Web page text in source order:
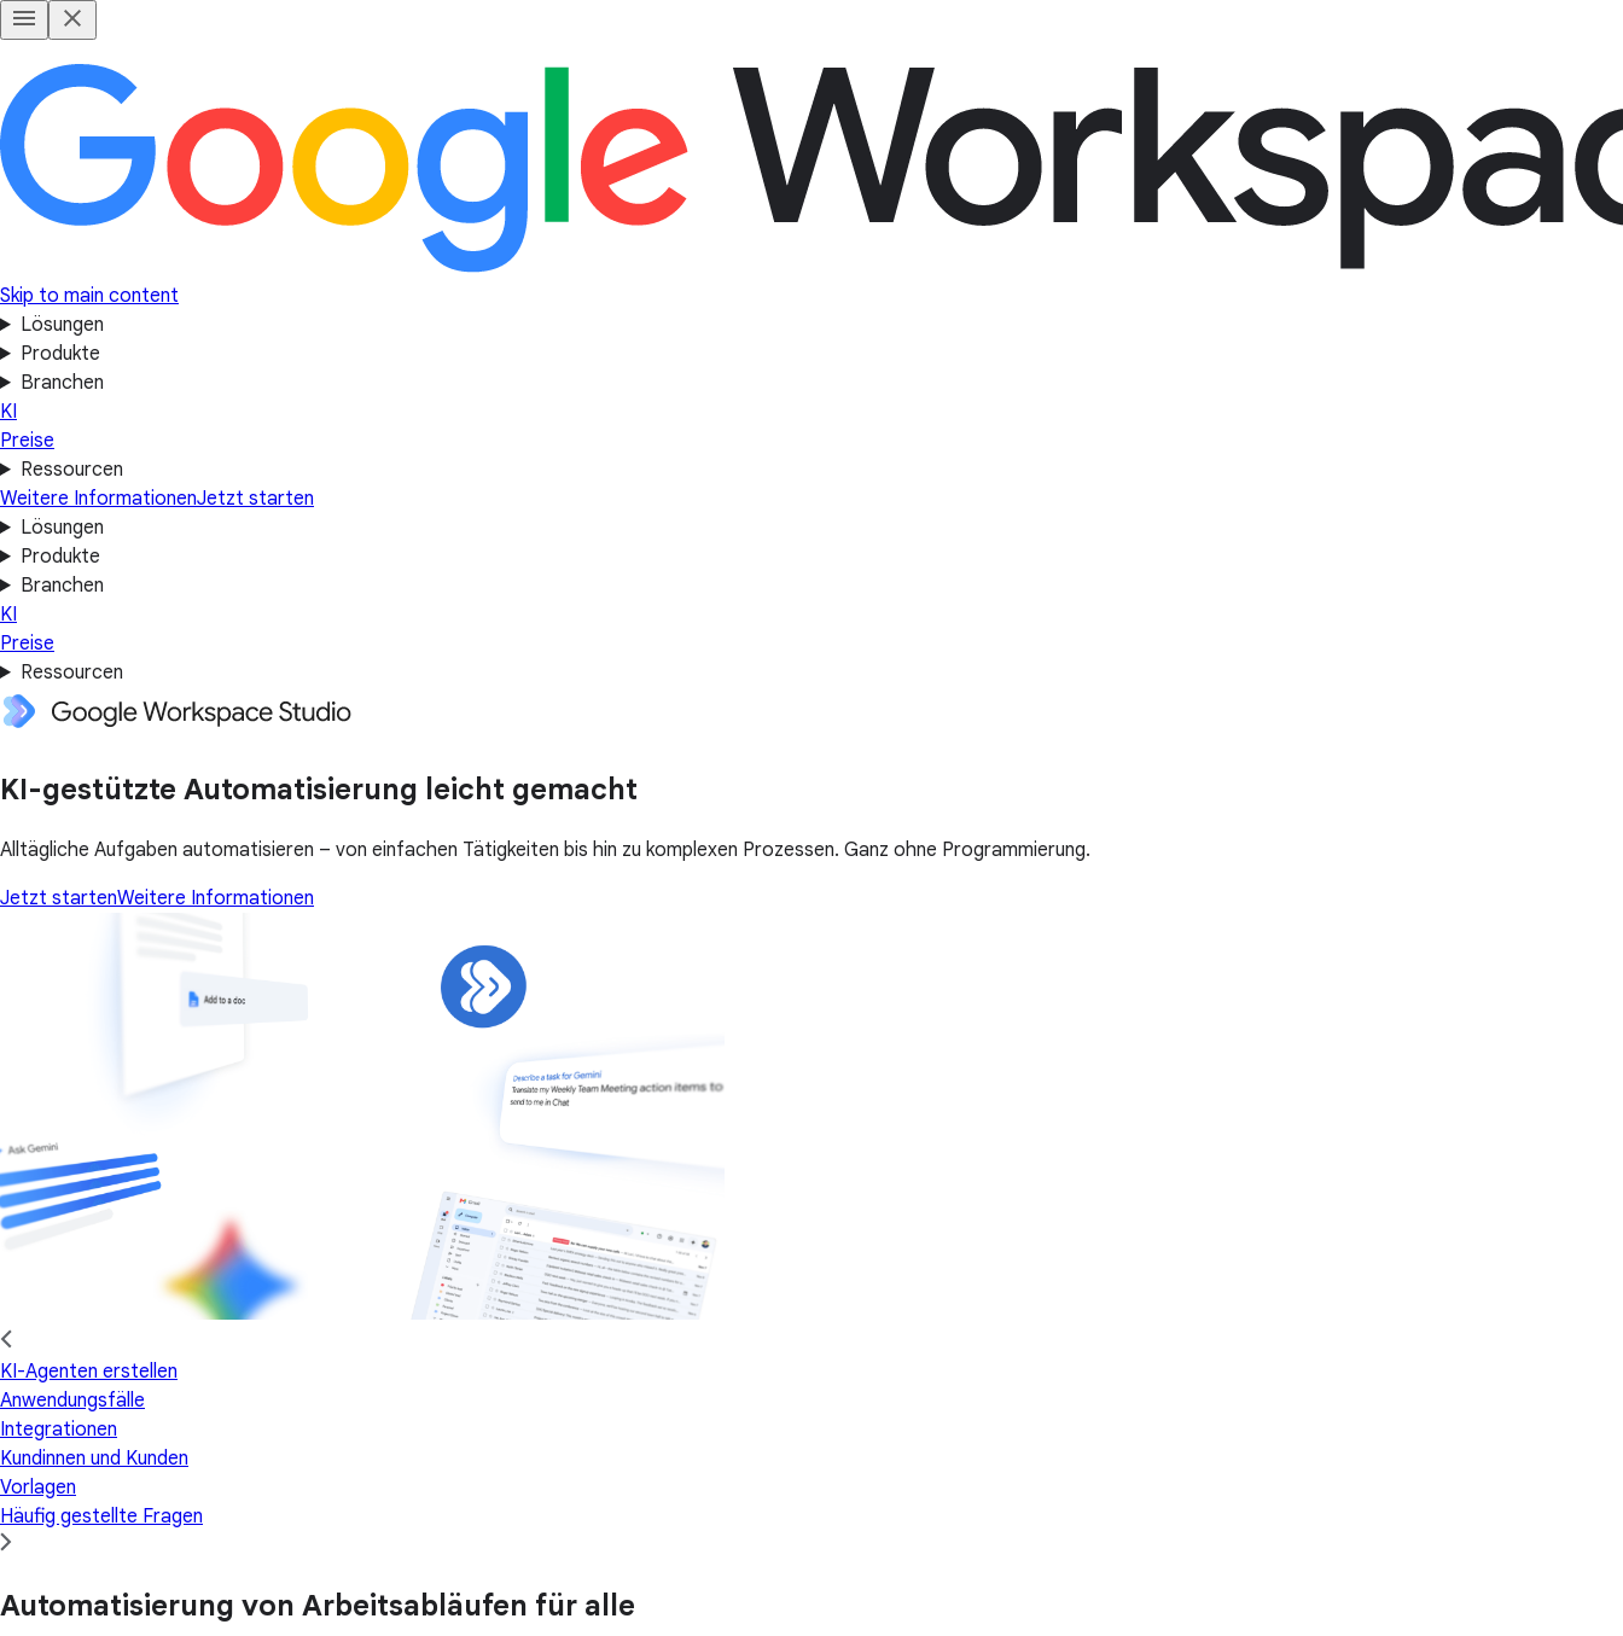
Skip to main content
Lösungen
Produkte
Branchen
KI
Preise
Ressourcen
Weitere InformationenJetzt starten
Lösungen
Produkte
Branchen
KI
Preise
Ressourcen
KI-gestützte Automatisierung leicht gemacht
Alltägliche Aufgaben automatisieren – von einfachen Tätigkeiten bis hin zu komplexen Prozessen. Ganz ohne Programmierung.
Jetzt startenWeitere Informationen
KI-Agenten erstellen
Anwendungsfälle
Integrationen
Kundinnen und Kunden
Vorlagen
Häufig gestellte Fragen
Automatisierung von Arbeitsabläufen für alle